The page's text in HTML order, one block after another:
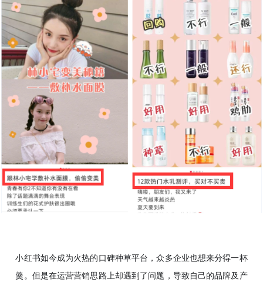
小红书如今成为火热的口碑种草平台，众多企业也想来分得一杯
羹。但是在运营营销思路上却遇到了问题，导致自己的品牌及产